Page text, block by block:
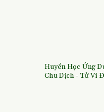
Huyền Học Ứng
Chu Dịch - Tử Vi